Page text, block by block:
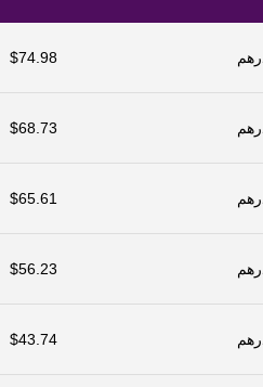
$74.98
$68.73
$65.61
$56.23
$43.74